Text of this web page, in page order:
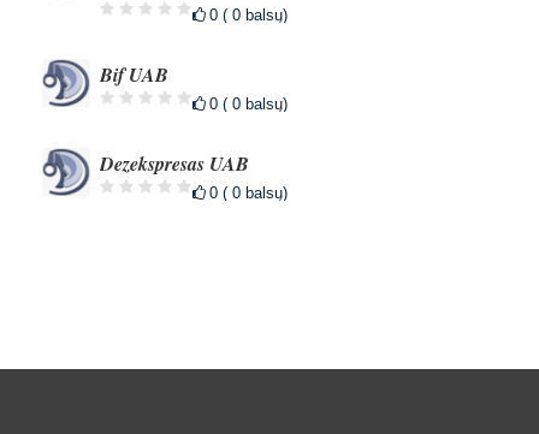
0 ( 0 balsų)
Bif UAB
0 ( 0 balsų)
Dezekspresas UAB
0 ( 0 balsų)